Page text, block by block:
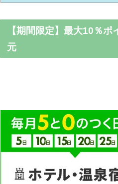
【期間限定】最大10％ポ
元